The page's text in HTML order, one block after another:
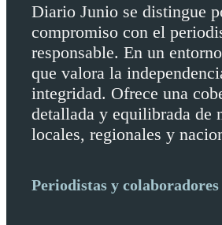
Diario Junio se distingue
compromiso con el
responsable. En un
que valora la
integridad. Ofrece una
detallada y equilibrada de
locales, regionales y
Periodistas y colaboradores